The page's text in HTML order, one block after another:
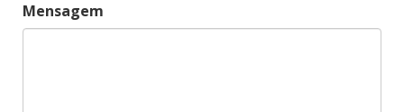
Mensagem